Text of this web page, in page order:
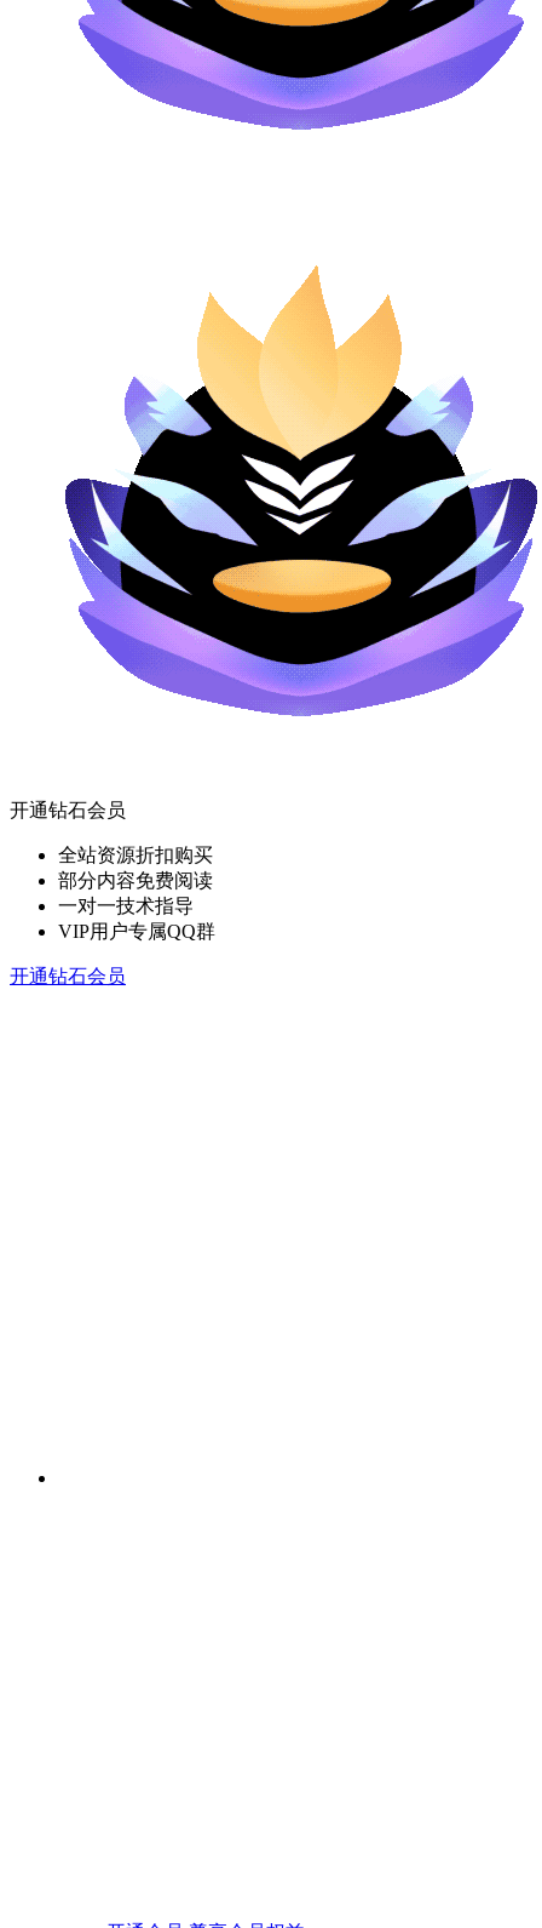
开通钻石会员
全站资源折扣购买
部分内容免费阅读
一对一技术指导
VIP用户专属QQ群
开通钻石会员